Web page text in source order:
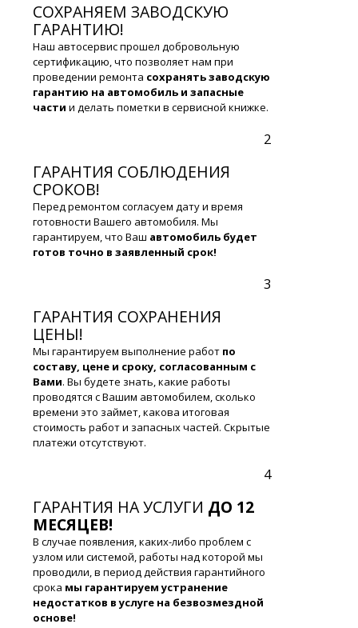
СОХРАНЯЕМ ЗАВОДСКУЮ
ГАРАНТИЮ!
Наш автосервис прошел добровольную
сертификацию, что позволяет нам при
проведении ремонта сохранять заводскую
гарантию на автомобиль и запасные
части и делать пометки в сервисной книжке.
2
ГАРАНТИЯ СОБЛЮДЕНИЯ
СРОКОВ!
Перед ремонтом согласуем дату и время
готовности Вашего автомобиля. Мы
гарантируем, что Ваш автомобиль будет
готов точно в заявленный срок!
3
ГАРАНТИЯ СОХРАНЕНИЯ
ЦЕНЫ!
Мы гарантируем выполнение работ по
составу, цене и сроку, согласованным с
Вами. Вы будете знать, какие работы
проводятся с Вашим автомобилем, сколько
времени это займет, какова итоговая
стоимость работ и запасных частей. Скрытые
платежи отсутствуют.
4
ГАРАНТИЯ НА УСЛУГИ ДО 12
МЕСЯЦЕВ!
В случае появления, каких-либо проблем с
узлом или системой, работы над которой мы
проводили, в период действия гарантийного
срока мы гарантируем устранение
недостатков в услуге на безвозмездной
основе!